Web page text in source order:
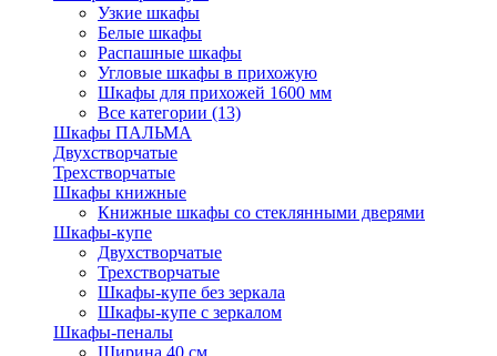
Узкие шкафы
Белые шкафы
Распашные шкафы
Угловые шкафы в прихожую
Шкафы для прихожей 1600 мм
Все категории (13)
Шкафы ПАЛЬМА
Двухстворчатые
Трехстворчатые
Шкафы книжные
Книжные шкафы со стеклянными дверями
Шкафы-купе
Двухстворчатые
Трехстворчатые
Шкафы-купе без зеркала
Шкафы-купе с зеркалом
Шкафы-пеналы
Ширина 40 см